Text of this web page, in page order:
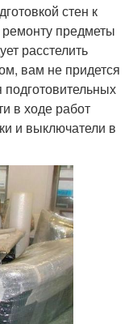
стен к
предметы
расстелить
вам не придется
в ходе работ
и выключатели в